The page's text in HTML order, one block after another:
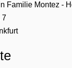
Familie Montez -
7